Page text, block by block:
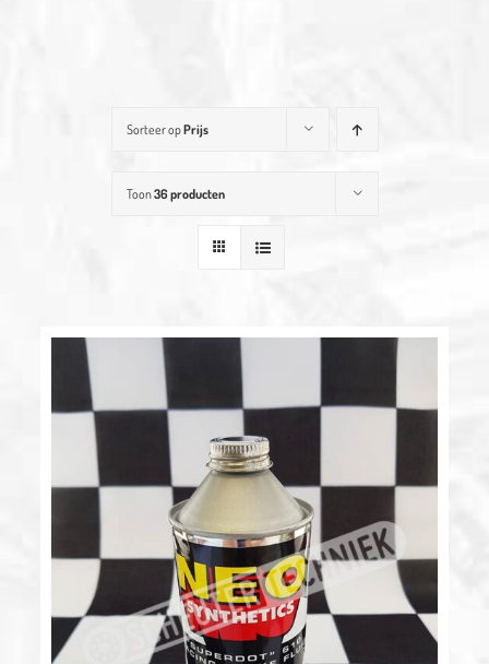
Sorteer opPrijs
Toon36 producten